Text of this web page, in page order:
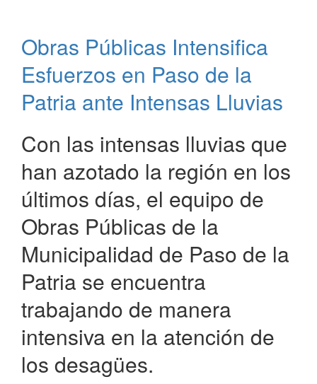
de
la
Patria
frente
las
copiosas
lluvias
Obras Públicas Intensifica
Esfuerzos en Paso de la
Patria ante Intensas Lluvias
Con las intensas lluvias que
han azotado la región en los
últimos días, el equipo de
Obras Públicas de la
Municipalidad de Paso de la
Patria se encuentra
trabajando de manera
intensiva en la atención de
los desagües.